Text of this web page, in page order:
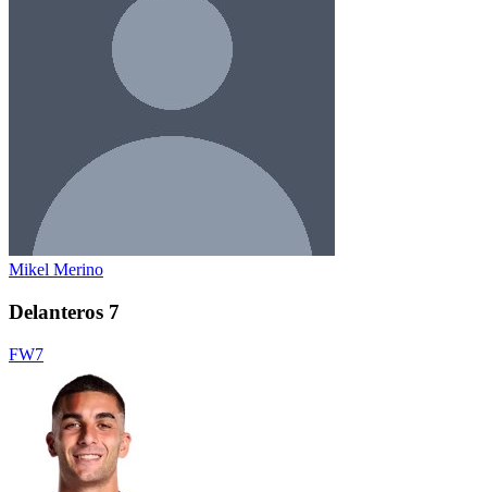
Mikel Merino
Delanteros 7
FW7